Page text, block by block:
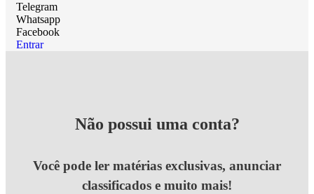
Telegram
Whatsapp
Facebook
Entrar
Não possui uma conta?
Você pode ler matérias exclusivas, anunciar
classificados e muito mais!